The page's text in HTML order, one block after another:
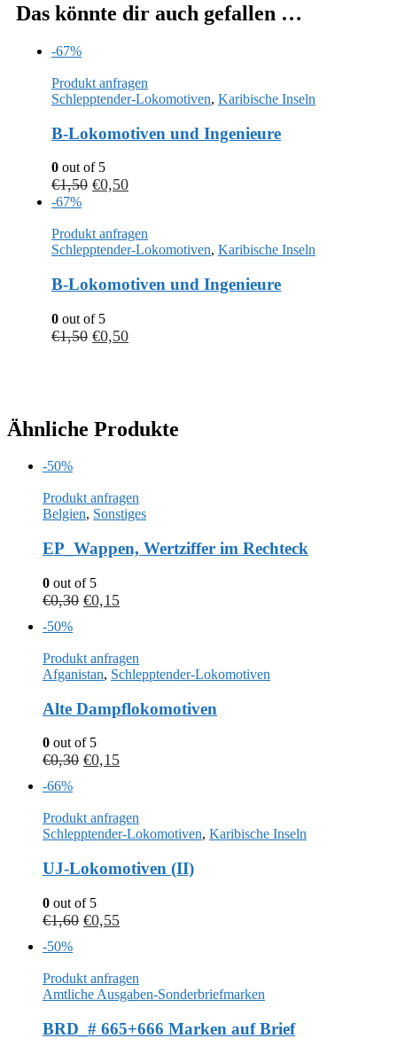
Das könnte dir auch gefallen …
-67%
Produkt anfragen
Schlepptender-Lokomotiven, Karibische Inseln
B-Lokomotiven und Ingenieure
0 out of 5
€1,50 €0,50
-67%
Produkt anfragen
Schlepptender-Lokomotiven, Karibische Inseln
B-Lokomotiven und Ingenieure
0 out of 5
€1,50 €0,50
Ähnliche Produkte
-50%
Produkt anfragen
Belgien, Sonstiges
EP_Wappen, Wertziffer im Rechteck
0 out of 5
€0,30 €0,15
-50%
Produkt anfragen
Afganistan, Schlepptender-Lokomotiven
Alte Dampflokomotiven
0 out of 5
€0,30 €0,15
-66%
Produkt anfragen
Schlepptender-Lokomotiven, Karibische Inseln
UJ-Lokomotiven (II)
0 out of 5
€1,60 €0,55
-50%
Produkt anfragen
Amtliche Ausgaben-Sonderbriefmarken
BRD_# 665+666 Marken auf Brief